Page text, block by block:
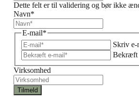
Dette felt er til validering og bør ikke
Navn*
E-mail*
Skriv e-
Bekræft
Virksomhed